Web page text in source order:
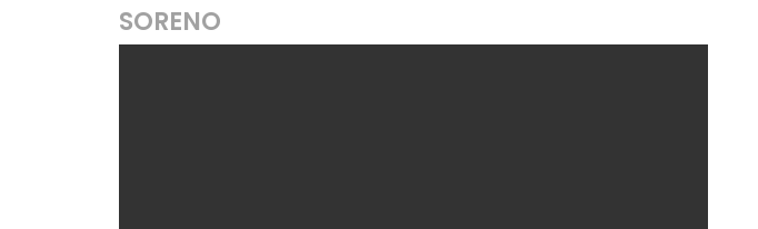
SORENO